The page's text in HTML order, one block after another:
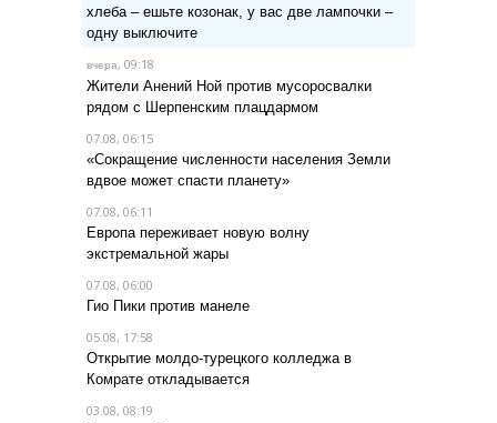
хлеба – ешьте козонак, у вас две лампочки –
одну выключите
вчера, 09:18
Жители Анений Ной против мусоросвалки
рядом с Шерпенским плацдармом
07.08, 06:15
«Сокращение численности населения Земли
вдвое может спасти планету»
07.08, 06:11
Европа переживает новую волну
экстремальной жары
07.08, 06:00
Гио Пики против манеле
05.08, 17:58
Открытие молдо-турецкого колледжа в
Комрате откладывается
03.08, 08:19